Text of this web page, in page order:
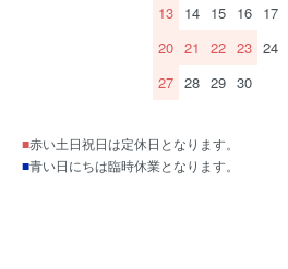
13 14 15 16 17
20 21 22 23 24
27 28 29 30
■赤い土日祝日は定休日となります。
■青い日にちは臨時休業となります。